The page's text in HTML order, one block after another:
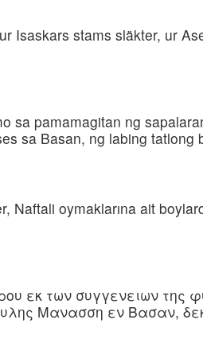
Isaskars stams släkter, ur
sa pamamagitan ng
sa Basan, ng labing tatlong
Naftali oymaklarına ait
εκ των συγγενειων
Μανασση εν Βασαν,